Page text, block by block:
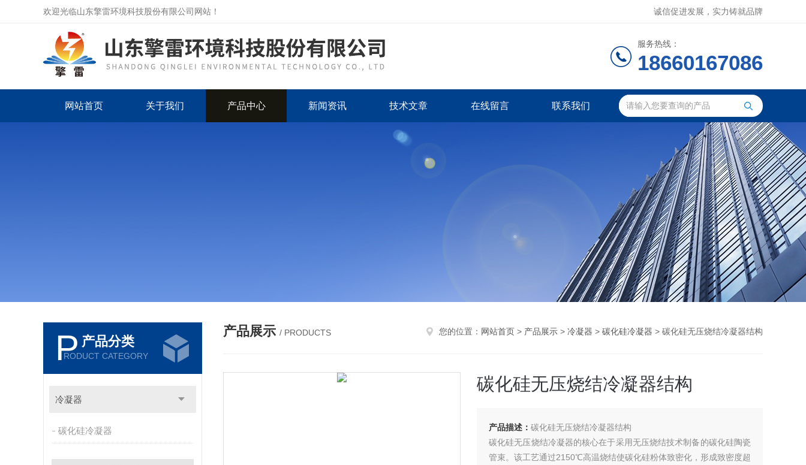
欢迎光临山东擎雷环境科技股份有限公司网站！ 诚信促进发展，实力铸就品牌
服务热线：
18660167086
网站首页 关于我们 产品中心 新闻资讯 技术文章 在线留言 联系我们
P 产品分类
RODUCT CATEGORY
冷凝器
碳化硅冷凝器
产品展示 / PRODUCTS 您的位置： 网站首页 > 产品展示 > 冷凝器 > 碳化硅冷凝器 > 碳化硅无压烧结冷凝器结构
碳化硅无压烧结冷凝器结构
产品描述： 碳化硅无压烧结冷凝器结构
碳化硅无压烧结冷凝器的核心在于采用无压烧结技术制备的碳化硅陶瓷
管束。该工艺通过2150℃高温烧结使碳化硅粉体致密化，形成致密度超